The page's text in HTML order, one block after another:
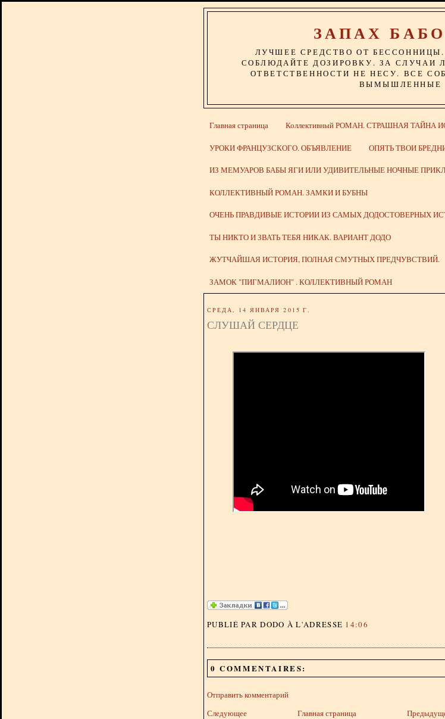
ЗАПАХ
ЛУЧШЕЕ СРЕДСТВО ОТ
СОБЛЮДАЙТЕ ДОЗИРОВКУ. ЗА СЛУЧАИ
ОТВЕТСТВЕННОСТИ НЕ НЕСУ. ВСЕ
ВЫМЫШЛЕННЫЕ
Главная страница Коллективный РОМАН. СТРАШНАЯ
УРОКИ ФРАНЦУЗСКОГО. ОБЪЯВЛЕНИЕ ОПЯТЬ ТВОИ
ИЗ МЕМУАРОВ БАБЫ ЯГИ ИЛИ УДИВИТЕЛЬНЫЕ НОЧНЫЕ
КОЛЛЕКТИВНЫЙ РОМАН. ЗАМКИ И БУБНЫ
ОЧЕНЬ ПРАВДИВЫЕ ИСТОРИИ ИЗ САМЫХ ДОДОСТОВЕРНЫХ
ТЫ НИКТО И ЗВАТЬ ТЕБЯ НИКАК. ВАРИАНТ ДОДО
ЖУТЧАЙШАЯ ИСТОРИЯ, ПОЛНАЯ СМУТНЫХ ПРЕДЧУВСТВИЙ.
ЗАМОК "ПИГМАЛИОН" . КОЛЛЕКТИВНЫЙ РОМАН
СРЕДА, 14 ЯНВАРЯ 2015 Г.
СЛУШАЙ СЕРДЦЕ
PUBLIÉ PAR DODO À L'ADRESSE 14:06
0 COMMENTAIRES:
Отправить комментарий
Следующее
Главная страница